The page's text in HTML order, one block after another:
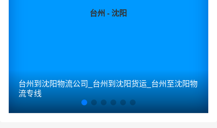
台州 - 沈阳
台州到沈阳物流公司_台州到沈阳货运_台州至沈阳物
流专线